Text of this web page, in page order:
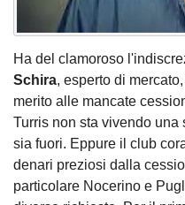
Ha del clamoroso
Schira, esperto di
merito alle mancate
Turris non sta vivendo
sia fuori. Eppure il club
denari preziosi dalla
particolare Nocerino e